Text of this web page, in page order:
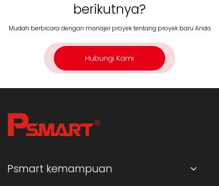
berikutnya?
Mudah berbicara dengan manajer proyek tentang proyek baru Anda
Hubungi Kami
Psmart kemampuan